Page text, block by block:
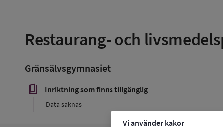
Vi använder kakor
Restaurang- och
favorit
Gränsälvsgymnasiet
book_5 Inriktning som finns tillgänglig
Data saknas